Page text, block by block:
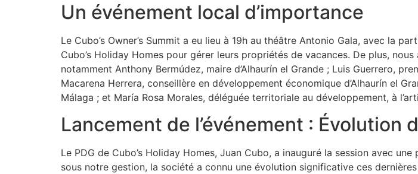
Un événement local d’importance
Le Cubo’s Owner’s Summit a eu lieu à 19h au théâtre Antonio Gala, avec la
Cubo’s Holiday Homes pour gérer leurs propriétés de vacances. De plus,
notamment Anthony Bermúdez, maire d’Alhaurín el Grande ; Luis Guerrero,
Macarena Herrera, conseillère en développement économique d’Alhaurín el
Málaga ; et María Rosa Morales, déléguée territoriale au développement, à
Lancement de l’événement : Évolution
Le PDG de Cubo’s Holiday Homes, Juan Cubo, a inauguré la session avec
sous notre gestion, la société a connu une évolution significative ces